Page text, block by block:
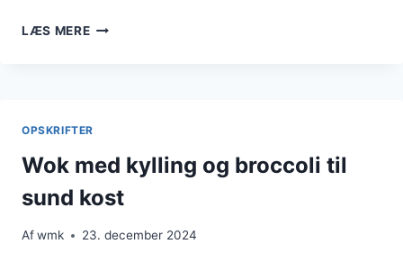
LÆS MEREWOK
OPSKRIFTER
Wok med kylling og broccoli til
sund kost
Afwmk 23. december 2024